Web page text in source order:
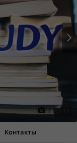
1из
Контакты